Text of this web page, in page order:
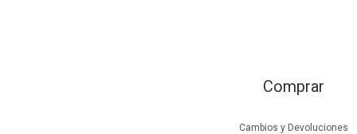
Comprar
Cambios y Devoluciones